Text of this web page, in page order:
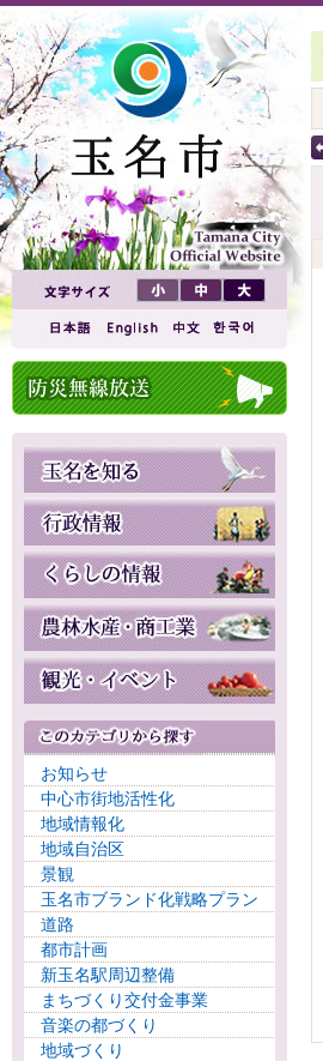
お知らせ
中心市街地活性化
地域情報化
地域自治区
景観
玉名市ブランド化戦略プラン
道路
都市計画
新玉名駅周辺整備
まちづくり交付金事業
音楽の都づくり
地域づくり